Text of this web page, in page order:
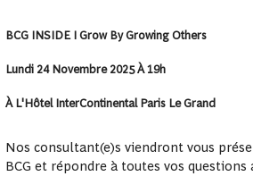
BCG INSIDE I Grow By Growing Others
Lundi 24 Novembre 2025 À 19h
À L'Hôtel InterContinental Paris Le Grand
Nos consultant(e)s viendront vous
BCG et répondre à toutes vos